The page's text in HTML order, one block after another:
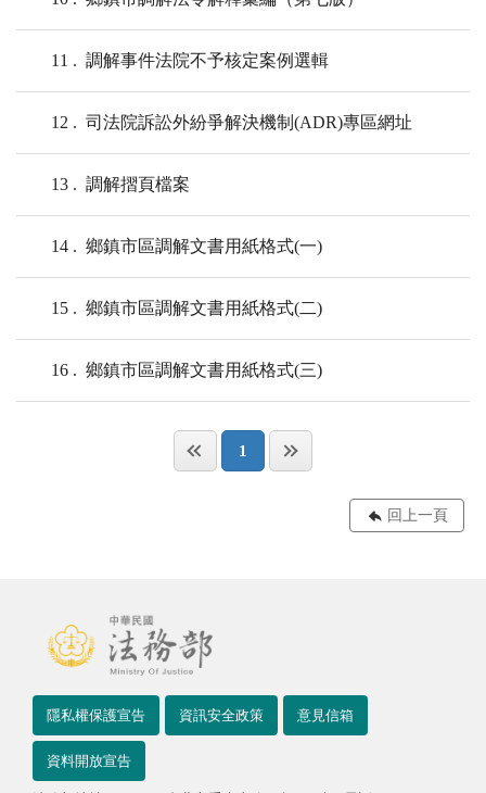
11 調解事件法院不予核定案例選輯
12 司法院訴訟外紛爭解決機制(ADR)專區網址
13 調解摺頁檔案
14 鄉鎮市區調解文書用紙格式(一)
15 鄉鎮市區調解文書用紙格式(二)
16 鄉鎮市區調解文書用紙格式(三)
1
回上一頁
隱私權保護宣告 資訊安全政策 意見信箱
資料開放宣告